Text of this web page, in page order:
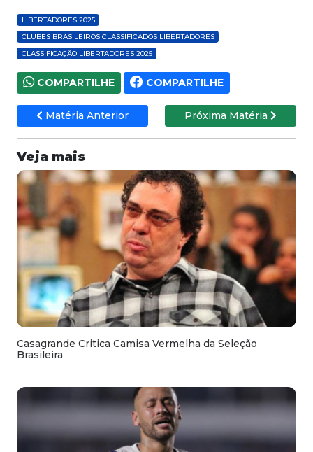
LIBERTADORES 2025
CLUBES BRASILEIROS CLASSIFICADOS LIBERTADORES
CLASSIFICAÇÃO LIBERTADORES 2025
COMPARTILHE COMPARTILHE
Matéria Anterior Próxima Matéria
Veja mais
Casagrande Critica Camisa Vermelha da Seleção
Brasileira